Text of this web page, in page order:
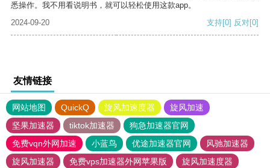
悉操作。我不用看说明书，就可以轻松使用这款app。
2024-09-20
支持[0] 反对[0]
友情链接
网站地图 QuickQ 旋风加速度器
旋风加速
坚果加速器
tiktok加速器
狗急加速器官网
免费vqn外网加速
小蓝鸟 优途加速器官网
风驰加速器
旋风加速器
免费vps加速器外网苹果版
旋风加速度器